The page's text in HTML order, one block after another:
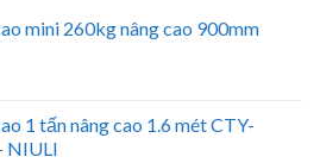
mini 260kg nâng cao 900mm
1 tấn nâng cao 1.6 mét CTY-
NIULI